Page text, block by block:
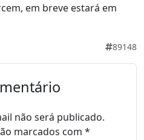
em breve estará em
89148
não será publicado.
marcados com *